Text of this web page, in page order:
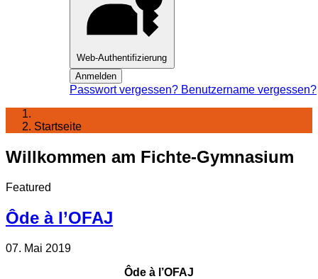
Web-Authentifizierung
Anmelden
Passwort vergessen? Benutzername vergessen?
Startseite
Willkommen am Fichte-Gymnasium
Featured
Ôde à l’OFAJ
07. Mai 2019
Ôde à l’OFAJ